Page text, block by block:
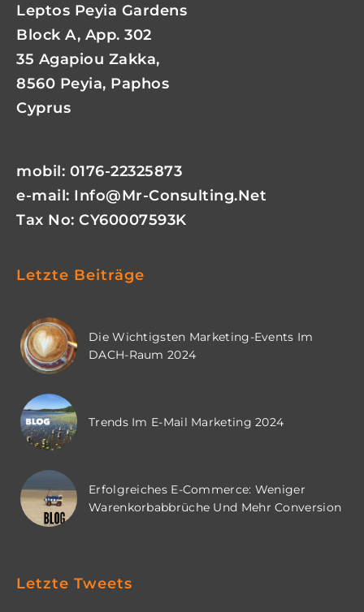
Leptos Peyia Gardens
Block A, App. 302
35 Agapiou Zakka,
8560 Peyia, Paphos
Cyprus
mobil: 0176-22325873
e-mail: Info@mr-Consulting.net
Tax No: CY60007593K
Letzte Beiträge
Die Wichtigsten Marketing-Events Im
DACH-Raum 2024
Trends Im E-Mail Marketing 2024
Erfolgreiches E-Commerce: Weniger
Warenkorbabbrüche Und Mehr Conversion
Letzte Tweets